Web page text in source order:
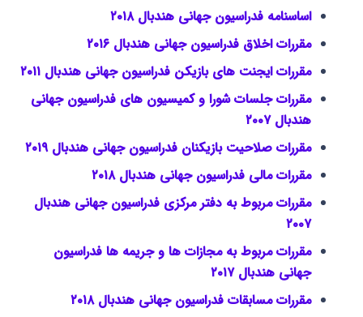
اساسنامه فدراسیون جهانی هندبال ۲۰۱۸
مقررات اخلاق فدراسیون جهانی هندبال ۲۰۱۶
مقررات ایجنت های بازیکن فدراسیون جهانی هندبال ۲۰۱۱
مقررات جلسات شورا و کمیسیون های فدراسیون جهانی
هندبال ۲۰۰۷
مقررات صلاحیت بازیکنان فدراسیون جهانی هندبال ۲۰۱۹
مقررات مالی فدراسیون جهانی هندبال ۲۰۱۸
مقررات مربوط به دفتر مرکزی فدراسیون جهانی هندبال
۲۰۰۷
مقررات مربوط به مجازات ها و جریمه ها فدراسیون
جهانی هندبال ۲۰۱۷
مقررات مسابقات فدراسیون جهانی هندبال ۲۰۱۸